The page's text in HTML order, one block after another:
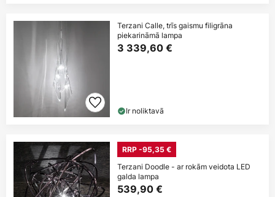
Terzani Calle, trīs gaismu filigrāna
piekarināmā lampa
3 339,60 €
Ir noliktavā
RRP -95,35 €
Terzani Doodle - ar rokām veidota LED
galda lampa
539,90 €